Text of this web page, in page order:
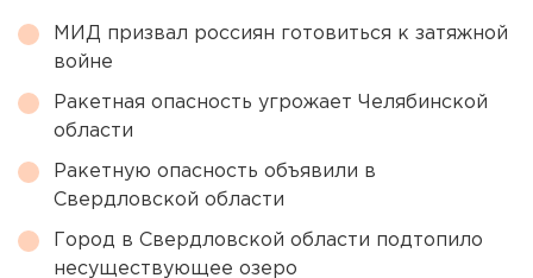
МИД призвал россиян готовиться к затяжной
войне
Ракетная опасность угрожает Челябинской
области
Ракетную опасность объявили в
Свердловской области
Город в Свердловской области подтопило
несуществующее озеро